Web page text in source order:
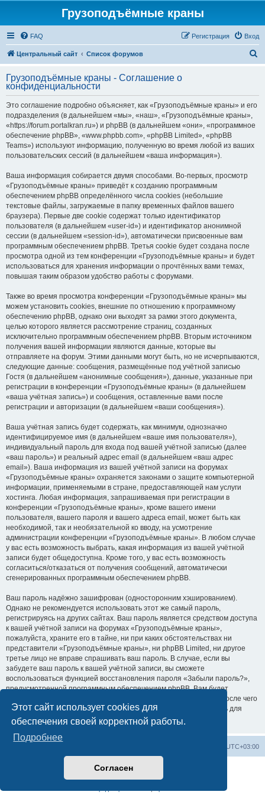
Этот сайт использует cookies для
обеспечения своей корректной работы.
Подробнее
Согласен
Грузоподъёмные краны
FAQ Вход
Регистрация
Центральный сайт Список форумов
с
Грузоподъёмные краны - Соглашение о
конфиденциальности
Это соглашение подробно объясняет, как «Грузоподъёмные краны» и его
подразделения (в дальнейшем «мы», «наш», «Грузоподъёмные краны»,
«https://forum.portalkran.ru») и phpBB (в дальнейшем «они», «программное
обеспечение phpBB», «www.phpbb.com», «phpBB Limited», «phpBB
Teams») используют информацию, полученную во время любой из ваших
пользовательских сессий (в дальнейшем «ваша информация»).
Ваша информация собирается двумя способами. Во-первых, просмотр
«Грузоподъёмные краны» приведёт к созданию программным
обеспечением phpBB определённого числа cookies (небольшие
текстовые файлы, загружаемые в папку временных файлов вашего
браузера). Первые две cookie содержат только идентификатор
пользователя (в дальнейшем «user-id») и идентификатор анонимной
сессии (в дальнейшем «session-id»), автоматически присвоенные вам
программным обеспечением phpBB. Третья cookie будет создана после
просмотра одной из тем конференции «Грузоподъёмные краны» и будет
использоваться для хранения информации о прочтённых вами темах,
повышая таким образом удобство работы с форумами.
Также во время просмотра конференции «Грузоподъёмные краны» мы
можем установить cookies, внешние по отношению к программному
обеспечению phpBB, однако они выходят за рамки этого документа,
целью которого является рассмотрение страниц, созданных
исключительно программным обеспечением phpBB. Вторым источником
получения вашей информации являются данные, которые вы
отправляете на форум. Этими данными могут быть, но не исчерпываются,
следующие данные: сообщения, размещённые под учётной записью
Гостя (в дальнейшем «анонимные сообщения»), данные, указанные при
регистрации в конференции «Грузоподъёмные краны» (в дальнейшем
«ваша учётная запись») и сообщения, оставленные вами после
регистрации и авторизации (в дальнейшем «ваши сообщения»).
Ваша учётная запись будет содержать, как минимум, однозначно
идентифицируемое имя (в дальнейшем «ваше имя пользователя»),
индивидуальный пароль для входа под вашей учётной записью (далее
«ваш пароль») и реальный адрес email (в дальнейшем «ваш адрес
email»). Ваша информация из вашей учётной записи на форумах
«Грузоподъёмные краны» охраняется законами о защите компьютерной
информации, применяемыми в стране, предоставляющей нам услуги
хостинга. Любая информация, запрашиваемая при регистрации в
конференции «Грузоподъёмные краны», кроме вашего имени
пользователя, вашего пароля и вашего адреса email, может быть как
необходимой, так и необязательной ко вводу, на усмотрение
администрации конференции «Грузоподъёмные краны». В любом случае
у вас есть возможность выбрать, какая информация из вашей учётной
записи будет общедоступна. Кроме того, у вас есть возможность
согласиться/отказаться от получения сообщений, автоматически
сгенерированных программным обеспечением phpBB.
Ваш пароль надёжно зашифрован (односторонним хэшированием).
Однако не рекомендуется использовать этот же самый пароль,
регистрируясь на других сайтах. Ваш пароль является средством доступа
к вашей учётной записи на форумах «Грузоподъёмные краны»,
пожалуйста, храните его в тайне, ни при каких обстоятельствах ни
представители «Грузоподъёмные краны», ни phpBB Limited, ни другое
третье лицо не вправе спрашивать ваш пароль. В случае, если вы
забудете ваш пароль к вашей учётной записи, вы сможете
воспользоваться функцией восстановления пароля «Забыли пароль?»,
предусмотренной программным обеспечением phpBB. Вам будет
необходимо ввести ваше имя пользователя и ваш адрес email, после чего
программное обеспечение phpBB сгенерирует вам новый пароль для
вашей учётной записи.
UTC+03:00
Создано на основеphpBB® Forum Software © phpBB Limited
Русская поддержка phpBB